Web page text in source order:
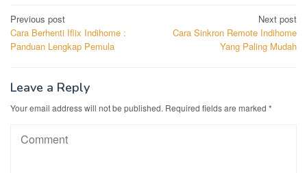
Post
navigation
Previous post
Cara Berhenti Iflix Indihome :
Panduan Lengkap Pemula
Next post
Cara Sinkron Remote Indihome
Yang Paling Mudah
Leave a Reply
Your email address will not be published. Required fields are marked *